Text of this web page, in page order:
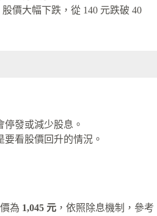
價大幅下跌，從 140 元跌破 40
停發或減少股息。
要看股價回升的情況。
為 1,045 元 ，依照除息機制，參考